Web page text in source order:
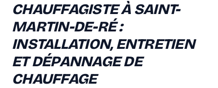
CHAUFFAGISTE À SAINT-
MARTIN-DE-RÉ :
INSTALLATION, ENTRETIEN
ET DÉPANNAGE DE
CHAUFFAGE